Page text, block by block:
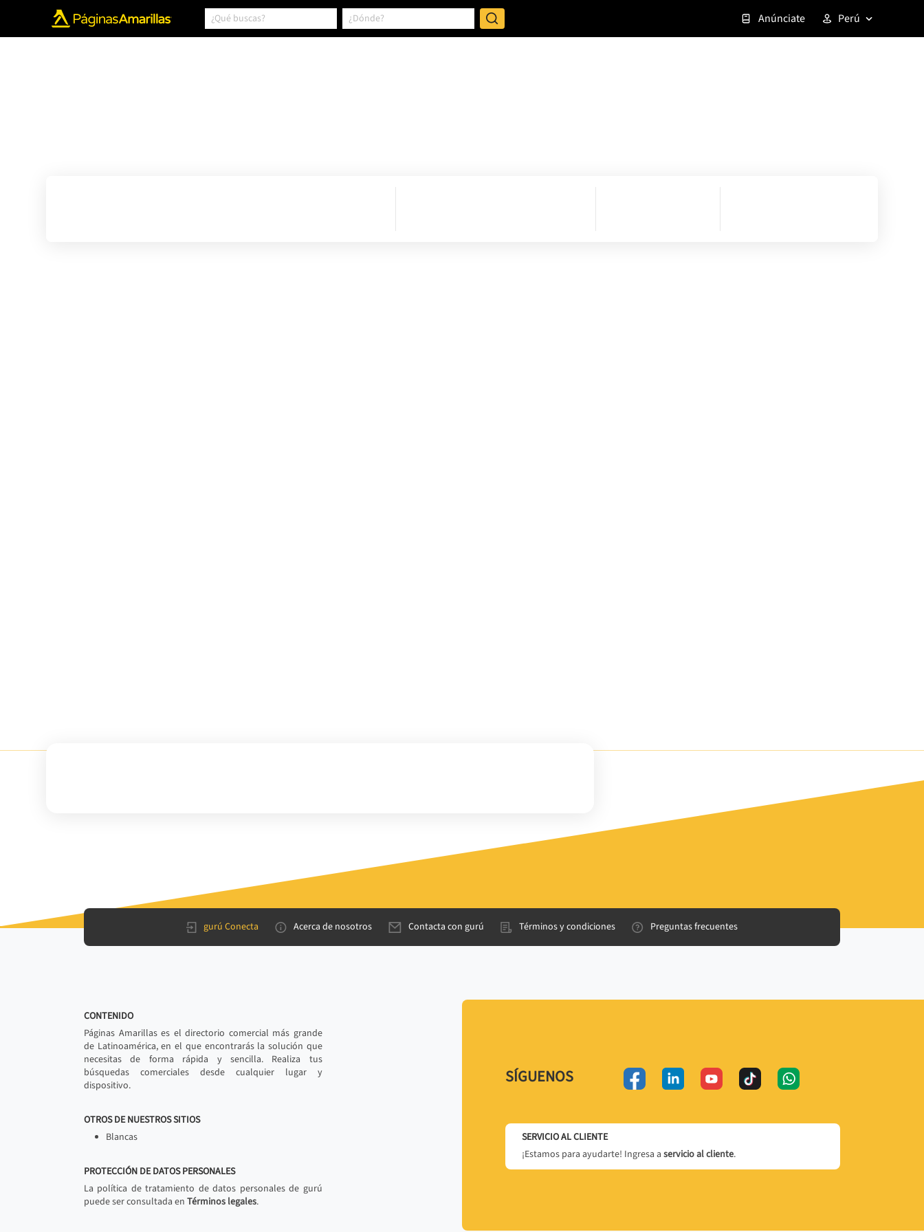
Anúnciate Perú
gurú Conecta Acerca de nosotros Contacta con gurú Términos y condiciones Preguntas frecuentes
CONTENIDO
Páginas Amarillas es el directorio comercial más grande
de Latinoamérica, en el que encontrarás la solución que
necesitas de forma rápida y sencilla. Realiza tus
búsquedas comerciales desde cualquier lugar y
dispositivo.
OTROS DE NUESTROS SITIOS
Blancas
PROTECCIÓN DE DATOS PERSONALES
La política de tratamiento de datos personales de gurú
puede ser consultada en Términos legales.
SÍGUENOS
SERVICIO AL CLIENTE
¡Estamos para ayudarte! Ingresa a servicio al cliente.